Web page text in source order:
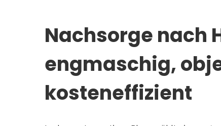
Nachsorge nach
engmaschig,
kosteneffizient